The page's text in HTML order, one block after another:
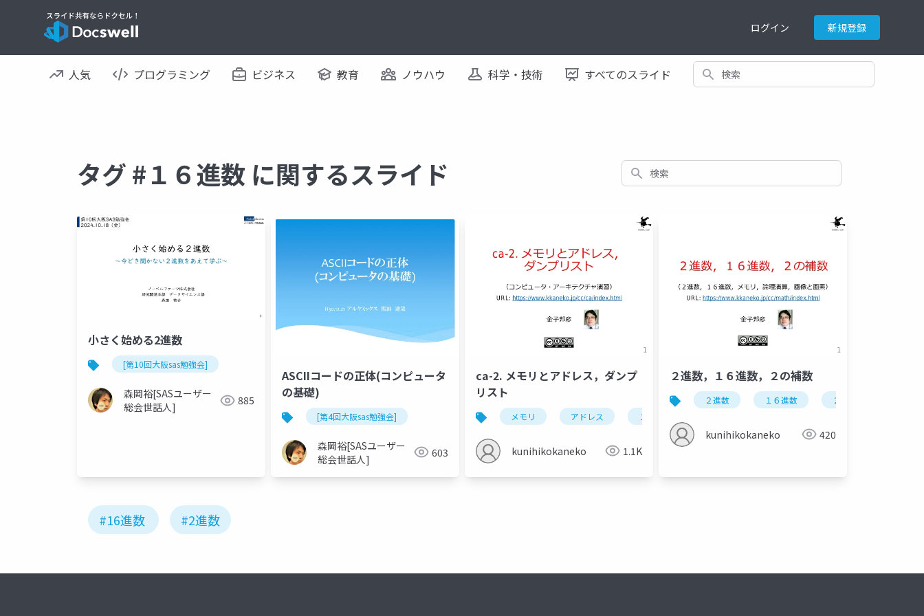
ログイン 新規登録
人気 プログラミング ビジネス 教育 ノウハウ 科学・技術 すべてのスライド 検索
タグ #１６進数 に関するスライド 検索
小さく始める2進数
[第10回大阪sas勉強会]
森岡裕[SASユーザー
総会世話人]
885
ASCIIコードの正体(コンピュータ
の基礎)
[第4回大阪sas勉強会]
森岡裕[SASユーザー
総会世話人]
603
ca-2. メモリとアドレス，ダンプ
リスト
メモリ アドレス １６進数
kunihikokaneko 1.1K
２進数，１６進数，２の補数
２進数 １６進数 ２の補数
kunihikokaneko 420
#16進数 #2進数